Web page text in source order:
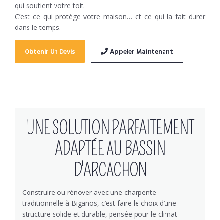
qui soutient votre toit.
C’est ce qui protège votre maison… et ce qui la fait durer
dans le temps.
Obtenir Un Devis Appeler Maintenant
UNE SOLUTION PARFAITEMENT
ADAPTÉE AU BASSIN
D'ARCACHON
Construire ou rénover avec une charpente
traditionnelle à Biganos, c’est faire le choix d’une
structure solide et durable, pensée pour le climat